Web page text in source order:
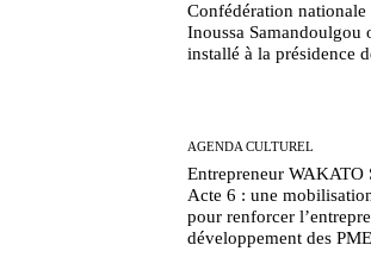
Confédération
Inoussa Samandoulgou
installé à la présidence
AGENDA CULTUREL
Entrepreneur WAKATO
Acte 6 : une
pour renforcer
développement des PME